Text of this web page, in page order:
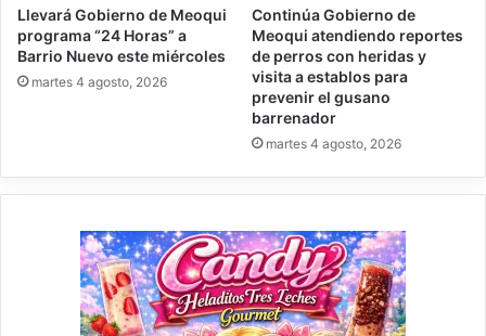
Llevará Gobierno de Meoqui
programa “24 Horas” a
Barrio Nuevo este miércoles
martes 4 agosto, 2026
Continúa Gobierno de
Meoqui atendiendo reportes
de perros con heridas y
visita a establos para
prevenir el gusano
barrenador
martes 4 agosto, 2026